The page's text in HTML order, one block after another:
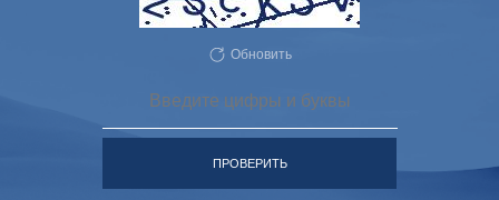
Обновить
ПРОВЕРИТЬ